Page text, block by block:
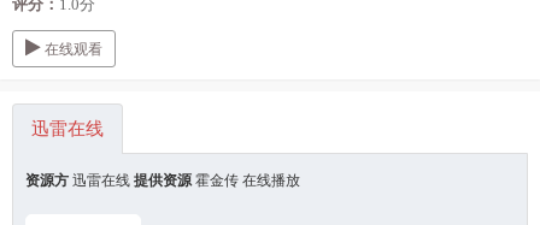
评分： 1.0分
在线观看
迅雷在线
资源方 迅雷在线 提供资源霍金传 在线播放